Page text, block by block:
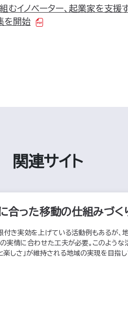
むイノベーター、起業家を支
を開始
関連サイト
合った移動の仕組みづく
付き実効を上げている活動例もあるが、
の実情に合わせた工夫が必要。このよう
楽しさ」が維持される地域の実現を目指し